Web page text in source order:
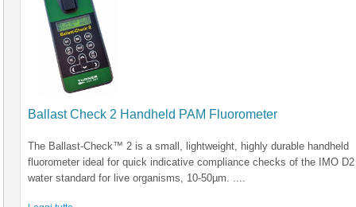
Ballast Check 2 Handheld PAM Fluorometer
The Ballast-Check™ 2 is a small, lightweight, highly durable handheld
fluorometer ideal for quick indicative compliance checks of the IMO
water standard for live organisms, 10-50µm. ....